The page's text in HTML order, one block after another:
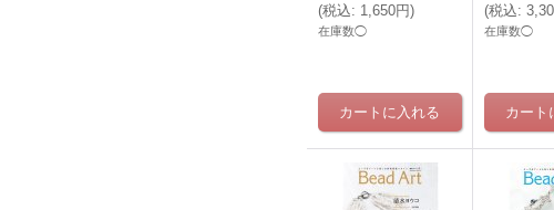
(税込: 1,650円)
在庫数◯
(税込:
在庫数◯